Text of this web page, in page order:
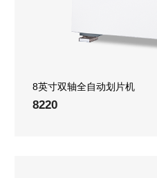
8英寸双轴全自动划片机
8220